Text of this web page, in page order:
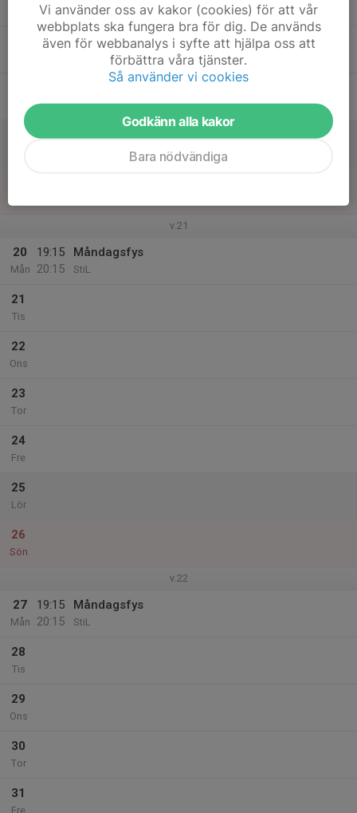
v.21
20
Mån
19:15
20:15
Måndagsfys
StiL
21
Tis
22
Ons
23
Tor
24
Fre
25
Lör
26
Sön
v.22
27
Mån
19:15
20:15
Måndagsfys
StiL
28
Tis
29
Ons
30
Tor
31
Fre
Vi använder oss av kakor (cookies) för att vår
webbplats ska fungera bra för dig. De används
även för webbanalys i syfte att hjälpa oss att
förbättra våra tjänster.
Så använder vi cookies
Godkänn alla kakor
Bara nödvändiga